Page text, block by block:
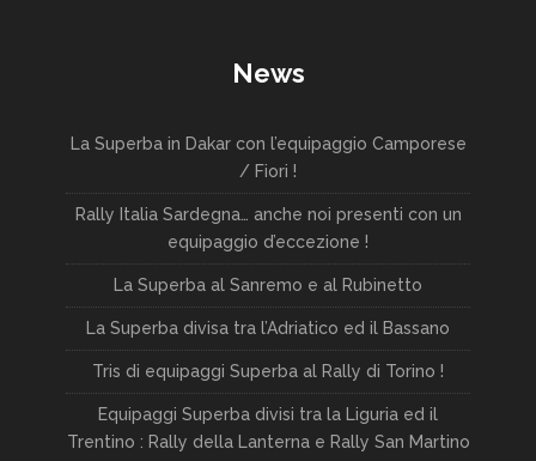
News
La Superba in Dakar con l’equipaggio Camporese
/ Fiori !
Rally Italia Sardegna… anche noi presenti con un
equipaggio d’eccezione !
La Superba al Sanremo e al Rubinetto
La Superba divisa tra l’Adriatico ed il Bassano
Tris di equipaggi Superba al Rally di Torino !
Equipaggi Superba divisi tra la Liguria ed il
Trentino : Rally della Lanterna e Rally San Martino